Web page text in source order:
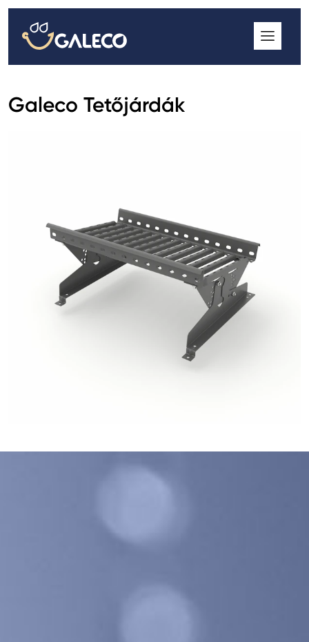
Galeco Tetőjárdák
ROOFGUTTER CLASSIC
GALECO GRIN MOD
GALECO STAL ERESZCSATORNA RENDSZER
GALECO STAL2ERESZCSATORNA RENDSZER
GALECO REJTETT ERESZCSATORNA RENDSZER
QSTALYO ERESZCSATORNA RENDSZER